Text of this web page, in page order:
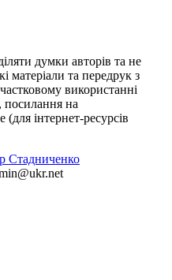
думки авторів та не
матеріали та передрук з
використанні
посилання на
інтернет-ресурсів
Стадниченко